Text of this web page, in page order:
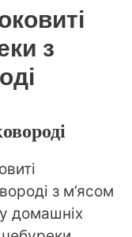
з
з м’ясом
домашніх